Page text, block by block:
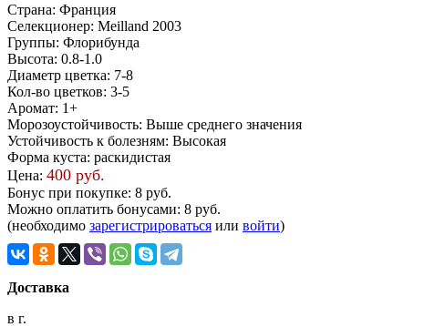
Страна: Франция
Селекционер: Meilland 2003
Группы: Флорибунда
Высота: 0.8-1.0
Диаметр цветка: 7-8
Кол-во цветков: 3-5
Аромат: 1+
Морозоустойчивость: Выше среднего значения
Устойчивость к болезням: Высокая
Форма куста: раскидистая
Цена: 400 руб.
Бонус при покупке: 8 руб.
Можно оплатить бонусами: 8 руб.
(необходимо зарегистрироваться или войти)
Доставка
в г.